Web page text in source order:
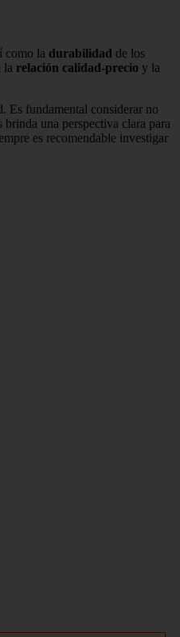
como la durabilidad de los
la relación calidad-precio y la
Es fundamental considerar no
una perspectiva clara para
es recomendable investigar